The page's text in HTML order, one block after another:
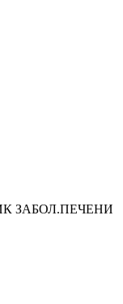
ЗАБОЛ.ПЕЧЕНИ